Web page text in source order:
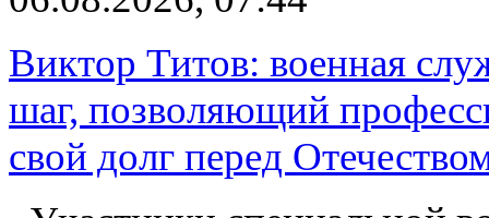
Виктор Титов: военная
шаг, позволяющий
свой долг перед